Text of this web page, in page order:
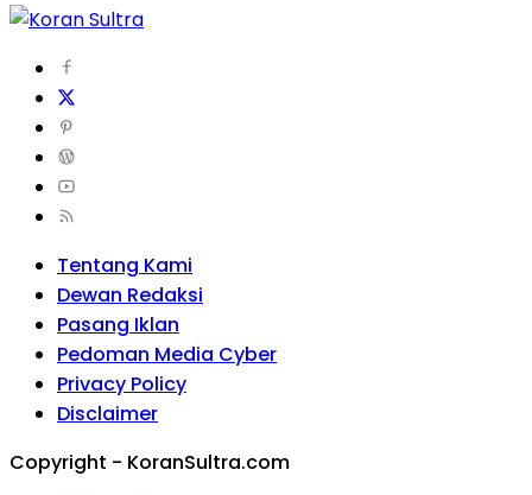
Tentang Kami
Dewan Redaksi
Pasang Iklan
Pedoman Media Cyber
Privacy Policy
Disclaimer
Copyright - KoranSultra.com